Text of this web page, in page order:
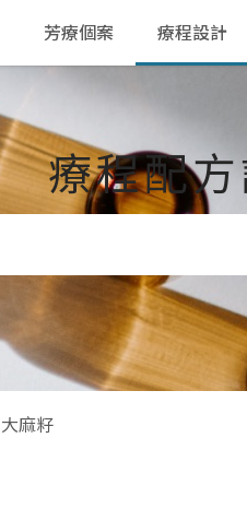
芳療個案 療程設計
療程配
大麻籽